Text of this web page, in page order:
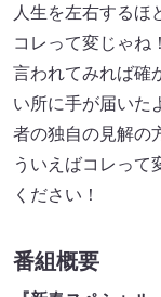
人生を左右するほ
コレって変じゃね
言われてみれば確
い所に手が届い
者の独自の見解
ういえばコレって
ください！
番組概要